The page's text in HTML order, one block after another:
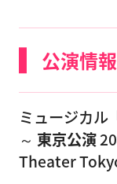
公演情報
ミュージカル
～ 東京公演
Theater